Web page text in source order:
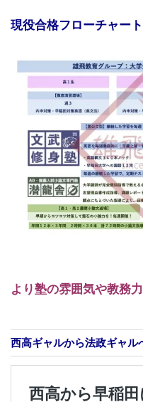
現役合格フローチャート
より塾の雰囲気や教務
西高ギャルから法政ギャル